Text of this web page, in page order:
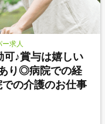
求人
可♪賞与は嬉しい
り◎病院での経
の介護のお仕事